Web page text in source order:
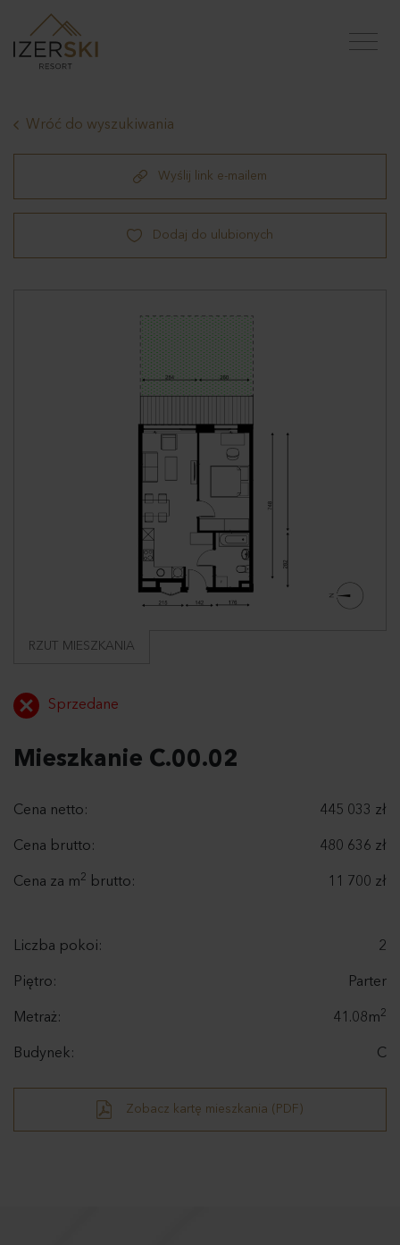
Wróć do wyszukiwania
Wyślij link e-mailem
Dodaj do ulubionych
RZUT MIESZKANIA
Sprzedane
Mieszkanie C.00.02
Cena netto: 445 033 zł
Cena brutto: 480 636 zł
Cena za m2 brutto: 11 700 zł
Liczba pokoi: 2
Piętro: Parter
Metraż: 41.08m2
Budynek: C
Zobacz kartę mieszkania (PDF)